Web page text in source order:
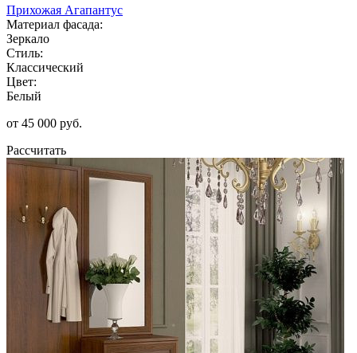
Прихожая Агапантус
Материал фасада:
Зеркало
Стиль:
Классический
Цвет:
Белый
от 45 000 руб.
Рассчитать